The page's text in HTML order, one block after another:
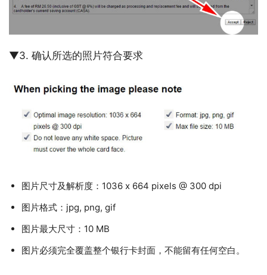
▼3. 确认所选的照片符合要求
图片尺寸及解析度：1036 x 664 pixels @ 300 dpi
图片格式：jpg, png, gif
图片最大尺寸：10 MB
图片必须完全覆盖整个银行卡封面，不能留有任何空白。